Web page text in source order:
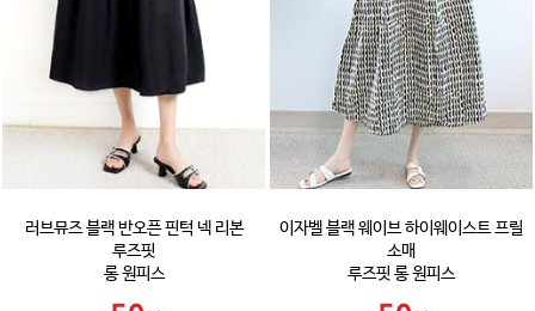
러브뮤즈 블랙 반오픈 핀턱 넥 리본
루즈핏
롱 원피스
이자벨 블랙 웨이브 하이웨이스트 프릴
소매
루즈핏 롱 원피스